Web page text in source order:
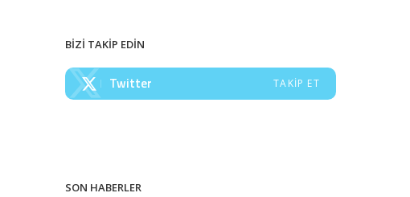
BİZİ TAKİP EDİN
Twitter TAKIP ET
SON HABERLER